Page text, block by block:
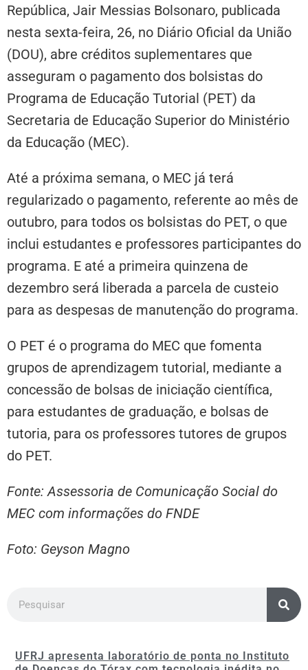
República, Jair Messias Bolsonaro, publicada
nesta sexta-feira, 26, no Diário Oficial da União
(DOU), abre créditos suplementares que
asseguram o pagamento dos bolsistas do
Programa de Educação Tutorial (PET) da
Secretaria de Educação Superior do Ministério
da Educação (MEC).
Até a próxima semana, o MEC já terá
regularizado o pagamento, referente ao mês de
outubro, para todos os bolsistas do PET, o que
inclui estudantes e professores participantes do
programa. E até a primeira quinzena de
dezembro será liberada a parcela de custeio
para as despesas de manutenção do programa.
O PET é o programa do MEC que fomenta
grupos de aprendizagem tutorial, mediante a
concessão de bolsas de iniciação científica,
para estudantes de graduação, e bolsas de
tutoria, para os professores tutores de grupos
do PET.
Fonte: Assessoria de Comunicação Social do
MEC com informações do FNDE
Foto: Geyson Magno
UFRJ apresenta laboratório de ponta no Instituto